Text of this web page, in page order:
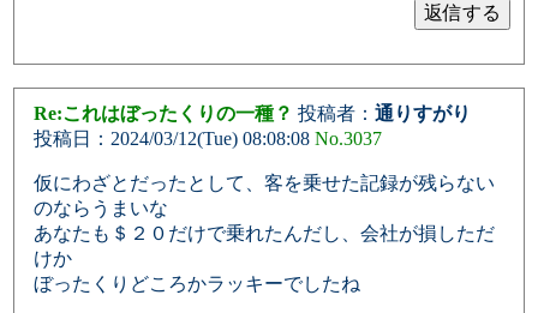
Re:これはぼったくりの一種？ 投稿者： 通りすがり
投稿日：2024/03/12(Tue) 08:08:08 No.3037
仮にわざとだったとして、客を乗せた記録が残らない
のならうまいな
あなたも＄２０だけで乗れたんだし、会社が損しただ
けか
ぼったくりどころかラッキーでしたね